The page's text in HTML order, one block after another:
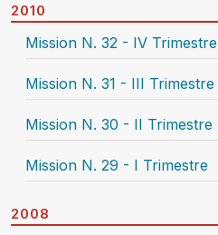
2010
Mission N. 32 - IV Trimestre
Mission N. 31 - III Trimestre
Mission N. 30 - II Trimestre
Mission N. 29 - I Trimestre
2008